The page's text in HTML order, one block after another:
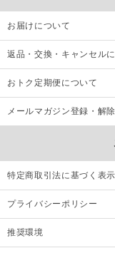
お届けについて
返品・交換・キャンセル
おトク定期便について
メールマガジン登録・解除
特定商取引法に基づく表示
プライバシーポリシー
推奨環境